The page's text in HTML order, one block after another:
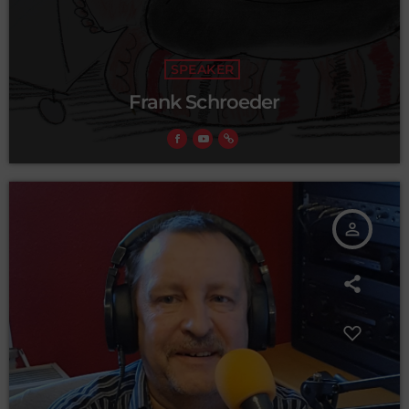
SPEAKER
Frank Schroeder
person_outline